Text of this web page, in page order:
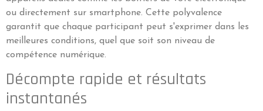
ou directement sur smartphone. Cette polyvalence
garantit que chaque participant peut s'exprimer dans les
meilleures conditions, quel que soit son niveau de
compétence numérique.
Décompte rapide et résultats
instantanés